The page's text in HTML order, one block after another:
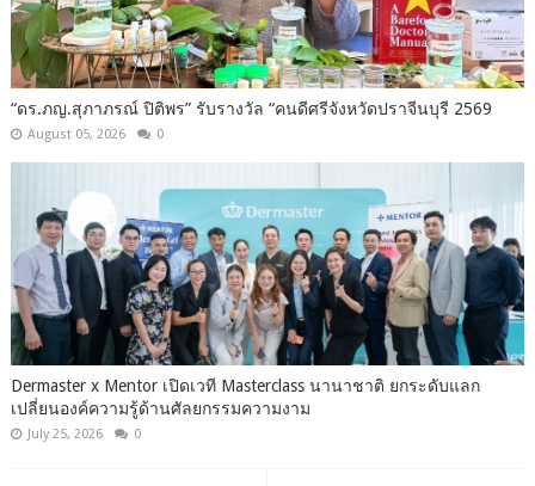
“ดร.ภญ.สุภาภรณ์ ปิติพร” รับรางวัล “คนดีศรีจังหวัดปราจีนบุรี 2569
August 05, 2026 0
Dermaster x Mentor เปิดเวที Masterclass นานาชาติ ยกระดับแลก
เปลี่ยนองค์ความรู้ด้านศัลยกรรมความงาม
July 25, 2026 0